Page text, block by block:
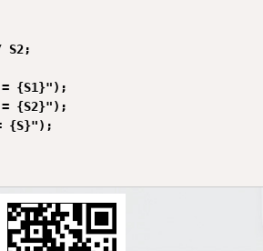
S2;
{S1}");
{S2}");
{S}");